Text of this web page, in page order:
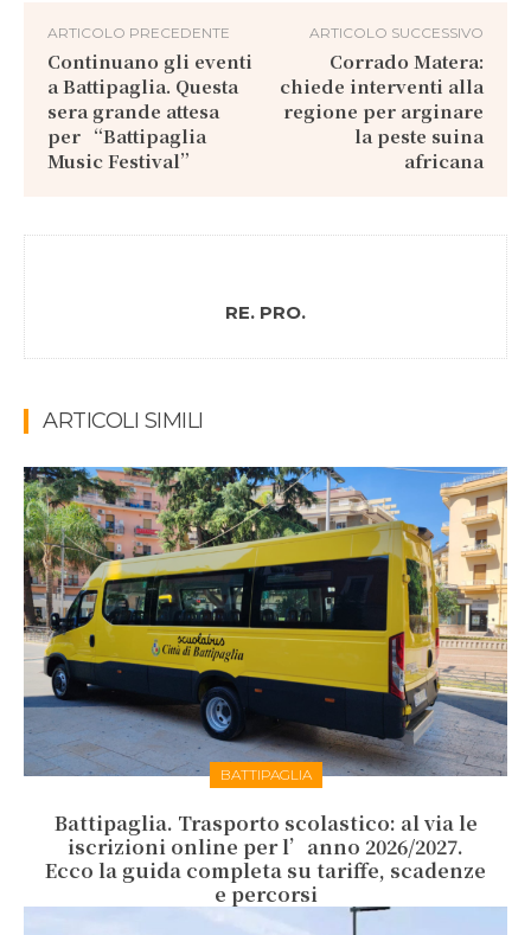
ARTICOLO PRECEDENTE
Continuano gli eventi
a Battipaglia. Questa
sera grande attesa
per “Battipaglia
Music Festival”
ARTICOLO SUCCESSIVO
Corrado Matera:
chiede interventi alla
regione per arginare
la peste suina
africana
RE. PRO.
ARTICOLI SIMILI
BATTIPAGLIA
Battipaglia. Trasporto scolastico: al via le
iscrizioni online per l’anno 2026/2027.
Ecco la guida completa su tariffe, scadenze
e percorsi